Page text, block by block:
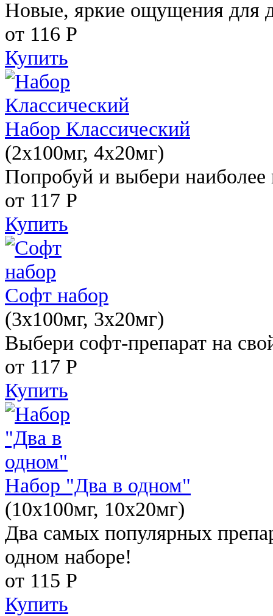
Новые, яркие ощущения для
от 116 Р
Купить
Набор Классический
(2x100мг, 4x20мг)
Попробуй и выбери наиболее
от 117 Р
Купить
Софт набор
(3x100мг, 3x20мг)
Выбери софт-препарат на
от 117 Р
Купить
Набор "Два в одном"
(10x100мг, 10x20мг)
Два самых популярных
одном наборе!
от 115 Р
Купить